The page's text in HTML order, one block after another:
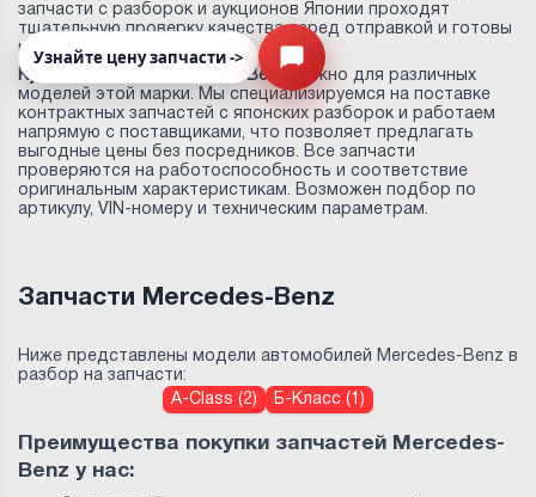
Узнайте цену запчасти -> Открыть меню
запчасти с разборок и аукционов Японии проходят
тщательную проверку качества перед отправкой и готовы
к установке.
Купить запчасти Mercedes-Benz
можно для различных
моделей этой марки. Мы специализируемся на поставке
контрактных запчастей с японских разборок и работаем
напрямую с поставщиками, что позволяет предлагать
выгодные цены без посредников. Все запчасти
проверяются на работоспособность и соответствие
оригинальным характеристикам. Возможен подбор по
артикулу, VIN-номеру и техническим параметрам.
Запчасти Mercedes-Benz
Ниже представлены модели автомобилей Mercedes-Benz в
разбор на запчасти:
A-Class (2)
Б-Класс (1)
Преимущества покупки запчастей Mercedes-
Benz у нас: